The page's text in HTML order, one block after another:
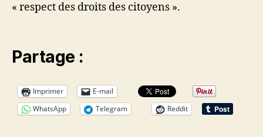
« respect des droits des citoyens ».
Partage :
Imprimer
E-mail
WhatsApp
Telegram Reddit